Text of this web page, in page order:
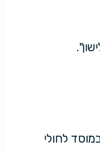
לחולי